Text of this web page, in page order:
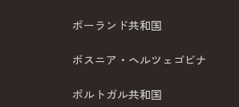
ポーランド共和国
ボスニア・ヘルツェゴビナ
ポルトガル共和国